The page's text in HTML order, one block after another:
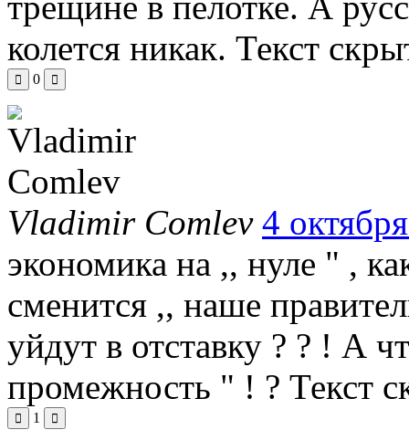
колется никак. Текст
0
Vladimir Comlev 4
экономика на ,, нуле " ,
сменится ,, наше
уйдут в отставку ? ? ! А
промежность " ! ? Текст
1